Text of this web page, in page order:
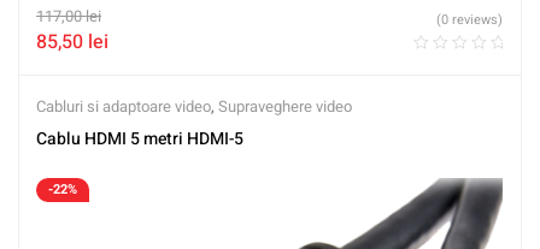
117,00lei
85,50 lei
(0 reviews)
Cabluri si adaptoare video, Supraveghere video
Cablu HDMI 5 metri HDMI-5
-22%